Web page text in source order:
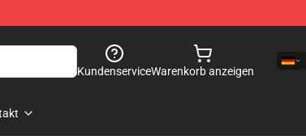
KundenserviceWarenkorb anzeigen